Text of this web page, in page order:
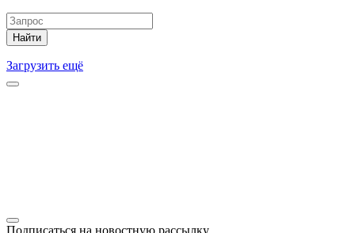
Найти
Загрузить ещё
Подписаться на новостную рассылку